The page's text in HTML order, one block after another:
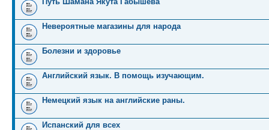
Невероятные магазины для народа
Болезни и здоровье
Английский язык. В помощь изучающим.
Немецкий язык на английские раны.
Испанский для всех